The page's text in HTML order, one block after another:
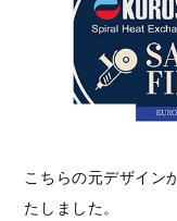
こちらの元デザイン
たしました。